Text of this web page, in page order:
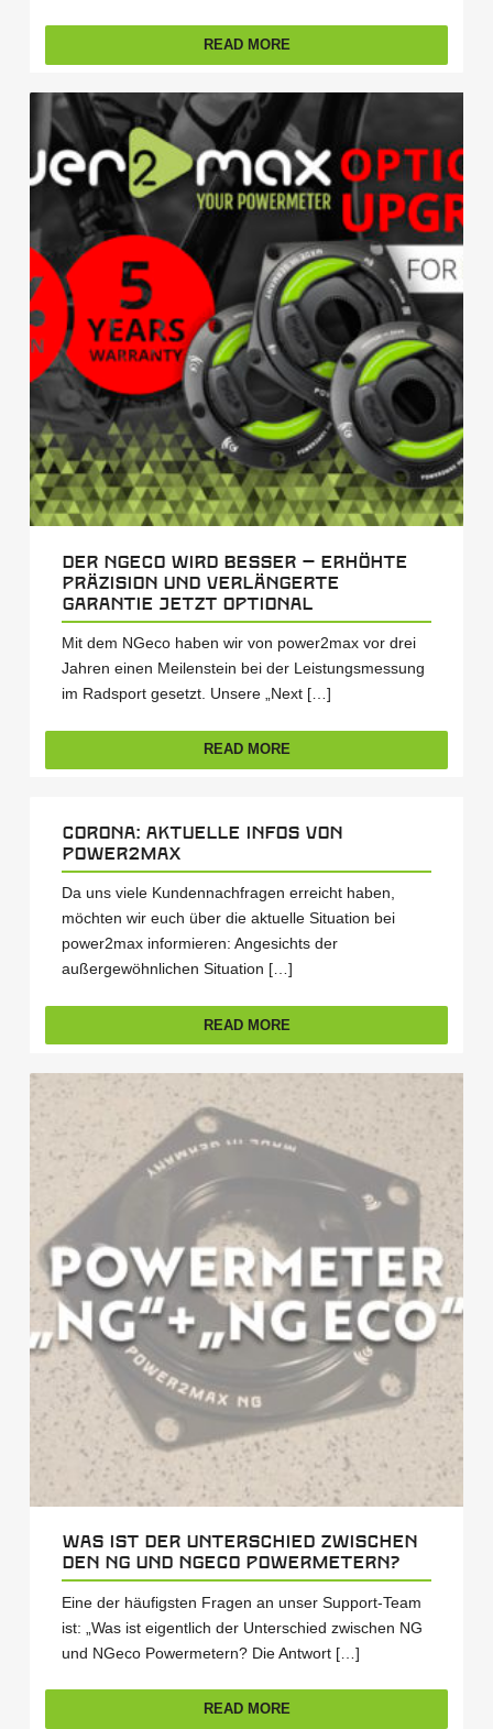
READ MORE
Der NGeco wird besser – erhöhte
Präzision und verlängerte
Garantie jetzt optional
Mit dem NGeco haben wir von power2max vor drei
Jahren einen Meilenstein bei der Leistungsmessung
im Radsport gesetzt. Unsere „Next […]
READ MORE
Corona: Aktuelle Infos von
power2max
Da uns viele Kundennachfragen erreicht haben,
möchten wir euch über die aktuelle Situation bei
power2max informieren: Angesichts der
außergewöhnlichen Situation […]
READ MORE
Was ist der Unterschied zwischen
den NG und NGeco Powermetern?
Eine der häufigsten Fragen an unser Support-Team
ist: „Was ist eigentlich der Unterschied zwischen NG
und NGeco Powermetern? Die Antwort […]
READ MORE